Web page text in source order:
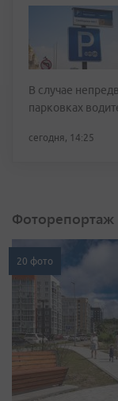
В случае
парковках
сегодня, 14:25
Фоторепортаж
20 фото